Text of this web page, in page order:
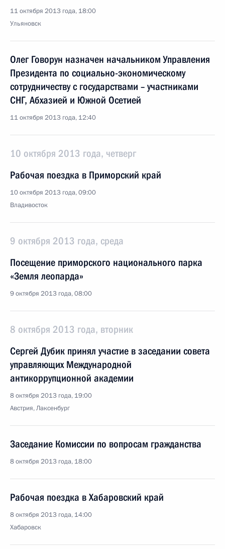
11 октября 2013 года, 18:00
Ульяновск
Олег Говорун назначен начальником Управления
Президента по социально-экономическому
сотрудничеству с государствами – участниками
СНГ, Абхазией и Южной Осетией
11 октября 2013 года, 12:40
10 октября 2013 года, четверг
Рабочая поездка в Приморский край
10 октября 2013 года, 09:00
Владивосток
9 октября 2013 года, среда
Посещение приморского национального парка
«Земля леопарда»
9 октября 2013 года, 08:00
8 октября 2013 года, вторник
Сергей Дубик принял участие в заседании совета
управляющих Международной
антикоррупционной академии
8 октября 2013 года, 19:00
Австрия, Лаксенбург
Заседание Комиссии по вопросам гражданства
8 октября 2013 года, 18:00
Рабочая поездка в Хабаровский край
8 октября 2013 года, 14:00
Хабаровск